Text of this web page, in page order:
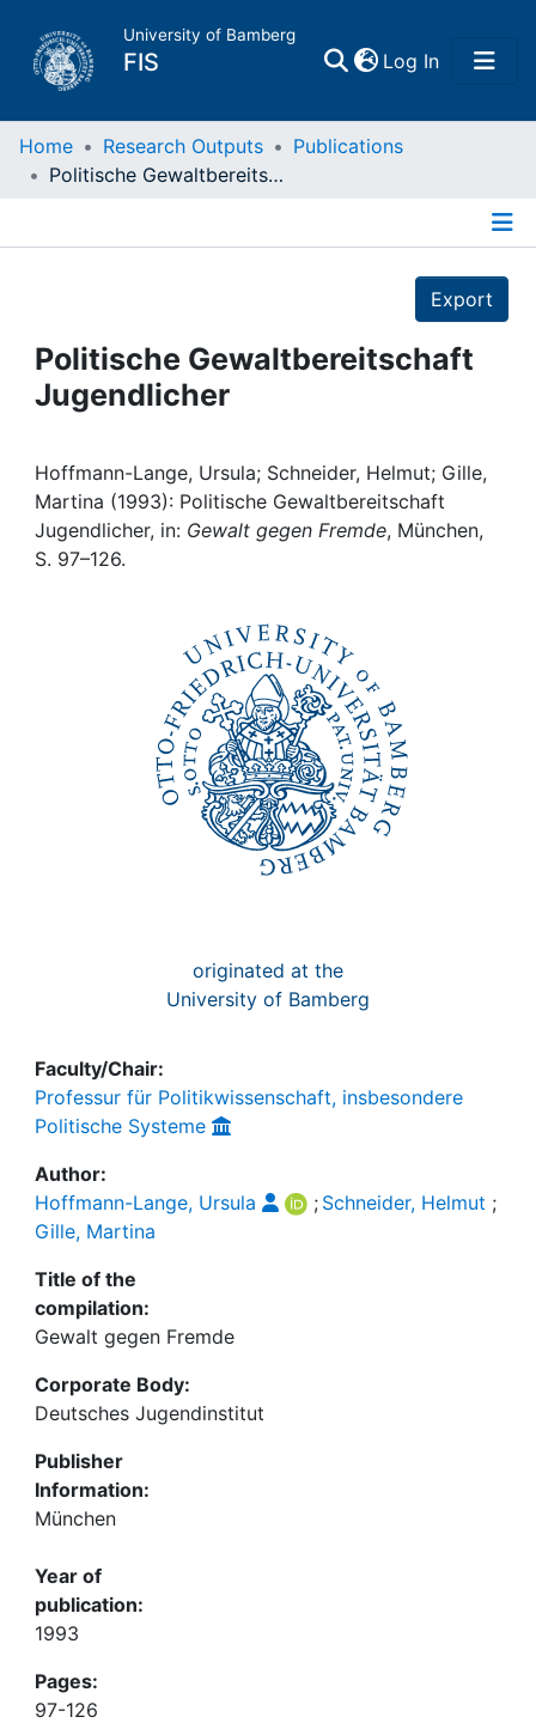
University of Bamberg
FIS Log In(current)
Home
Projects
People
Institutions
Awards
Home Research Outputs
Publications
Politische Gewaltbereitschaft Jugendlicher
Export
Politische Gewaltbereitschaft
Jugendlicher
Hoffmann-Lange, Ursula; Schneider, Helmut; Gille,
Martina (1993): Politische Gewaltbereitschaft
Jugendlicher, in: Gewalt gegen Fremde, München,
S. 97–126.
originated at the
University of Bamberg
Faculty/Chair:
Professur für Politikwissenschaft, insbesondere
Politische Systeme
Author:
Hoffmann-Lange, Ursula
; Schneider, Helmut ;
Gille, Martina
Title of the
compilation:
Gewalt gegen Fremde
Corporate Body:
Deutsches Jugendinstitut
Publisher
Information:
München
Year of
publication:
1993
Pages:
97-126